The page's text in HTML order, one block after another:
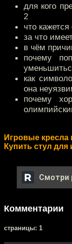
для кого
2
что
за что
в чём
почему
как
она
почему
Игровые
Купить стул
Смотри
Комментарии
cтраницы: 1